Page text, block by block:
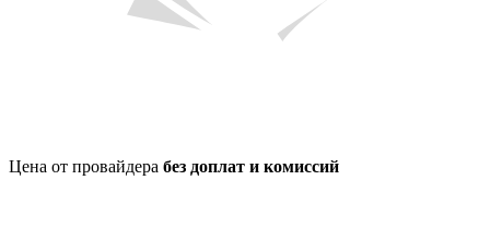
Цена от провайдера без доплат и комиссий